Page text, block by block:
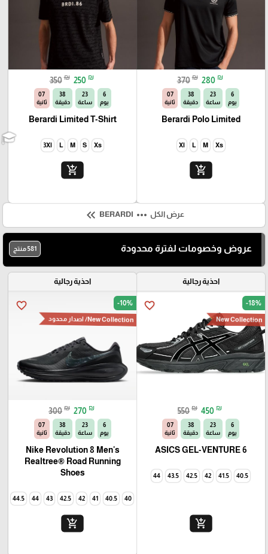
370 ₪ 280 ₪
6
يوم
23
ساعة
38
دقيقة
06
ثانية
Berardi Polo Limited
Xs
M
L
Xl
add_shopping_cart
350 ₪ 250 ₪
6
يوم
23
ساعة
38
دقيقة
06
ثانية
Berardi Limited T-Shirt
Xs
S
M
L
3Xl
add_shopping_cart
عرض الكل more_horiz
keyboard_double_arrow_left
عروض وخصومات لفترة محدودة 581 منتج
احذية رجالية
favorite_border -18%
New Collection
550 ₪ 450 ₪
6
يوم
23
ساعة
38
دقيقة
06
ثانية
ASICS GEL-VENTURE 6
40.5
41.5
42
42.5
43.5
44
add_shopping_cart
احذية رجالية
favorite_border -10%
New Collection
/ اصدار محدود
300 ₪ 270 ₪
6
يوم
23
ساعة
38
دقيقة
06
ثانية
Nike Revolution 8 Men's
Realtree® Road Running
Shoes
40
40.5
41
42
42.5
43
44
44.5
add_shopping_cart